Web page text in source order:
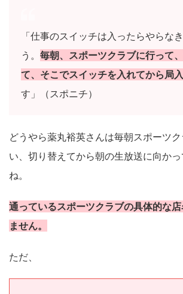
「仕事のスイッチは入ったらやらな
う。 毎朝、スポーツクラブに行って
て、そこでスイッチを入れてから局
す」（スポニチ）
どうやら薬丸裕英さんは毎朝スポーツ
い、切り替えてから朝の生放送に向か
ね。
通っているスポーツクラブの具体的な
ません。
ただ、